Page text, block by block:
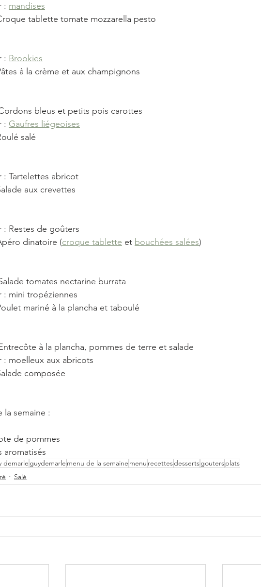
: mandises
tablette tomate mozzarella pesto
: Brookies
à la crème et aux champignons
bleus et petits pois carottes
: Gaufres liégeoises
salé
: Tartelettes abricot
aux crevettes
: Restes de goûters
dinatoire (croque tablette et bouchées salées)
tomates nectarine burrata
: mini tropéziennes
mariné à la plancha et taboulé
à la plancha, pommes de terre et salade
: moelleux aux abricots
composée
la semaine :
de pommes
aromatisés
demarle guydemarle menu de la semaine menu recettesdessertsgoutersplats
Salé